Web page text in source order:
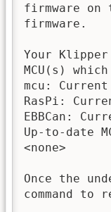
firmware on
firmware.
Your
MCU(s)
mcu:
RasPi:
EBBCan:
Up-to-date
<none>
Once the
command